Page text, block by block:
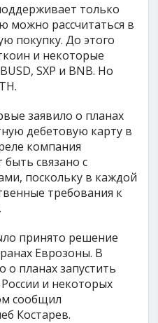
только
можно рассчитаться в
покупку. До этого
и некоторые
SXP и BNB. Но
заявило о планах
дебетовую карту в
компания
связано с
поскольку в каждой
требования к
принято решение
Еврозоны. В
о планах запустить
и некоторых
сообщил
Костарев.